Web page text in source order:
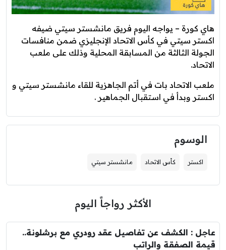
هاي كورة – يواجه اليوم فريق مانشستر سيتي ضيفه
اكستر سيتي في كأس الاتحاد الإنجليزي ضمن منافسات
الجولة الثالثة من المسابقة المحلية وذلك على ملعب
الاتحاد.
ملعب الاتحاد بات في أتم الجاهزية للقاء مانشستر سيتي و
اكستر وبدأ في استقبال الجماهير .
الوسوم
اكستر كأس الاتحاد مانشستر سيتي
الأكثر رواجاً اليوم
عاجل : الكشف عن تفاصيل عقد رودري مع برشلونة..
قيمة الصفقة والراتب